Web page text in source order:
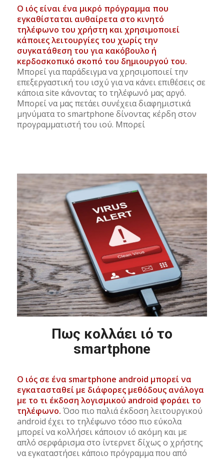
Ο ιός είναι ένα μικρό πρόγραμμα που
εγκαθίσταται αυθαίρετα στο κινητό
τηλέφωνο του χρήστη και χρησιμοποιεί
κάποιες λειτουργίες του χωρίς την
συγκατάθεση του για κακόβουλο ή
κερδοσκοπικό σκοπό του δημιουργού του.
Μπορεί για παράδειγμα να χρησιμοποιεί την
επεξεργαστική του ισχύ για να κάνει επιθέσεις σε
κάποια site κάνοντας το τηλέφωνό μας αργό.
Μπορεί να μας πετάει συνέχεια διαφημιστικά
μηνύματα το smartphone δίνοντας κέρδη στον
προγραμματιστή του ιού. Μπορεί
Πως κολλάει ιό το
smartphone
Ο ιός σε ένα smartphone android μπορεί να
εγκατασταθεί με διάφορες μεθόδους ανάλογα
με το τι έκδοση λογισμικού android φοράει το
τηλέφωνο. Όσο πιο παλιά έκδοση λειτουργικού
android έχει το τηλέφωνο τόσο πιο εύκολα
μπορεί να κολλήσει κάποιον ιό ακόμη και με
απλό σερφάρισμα στο ίντερνετ δίχως ο χρήστης
να εγκαταστήσει κάποιο πρόγραμμα που από